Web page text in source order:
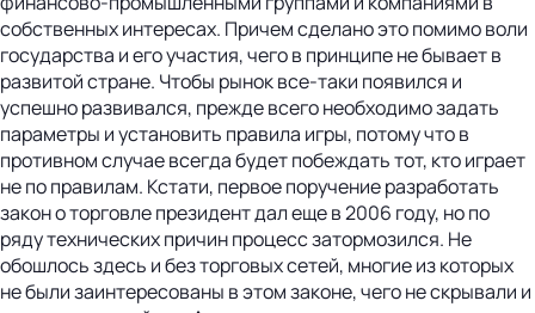
собственных интересах. Причем сделано это помимо воли
государства и его участия, чего в принципе не бывает в
развитой стране. Чтобы рынок все-таки появился и
успешно развивался, прежде всего необходимо задать
параметры и установить правила игры, потому что в
противном случае всегда будет побеждать тот, кто играет
не по правилам. Кстати, первое поручение разработать
закон о торговле президент дал еще в 2006 году, но по
ряду технических причин процесс затормозился. Не
обошлось здесь и без торговых сетей, многие из которых
не были заинтересованы в этом законе, чего не скрывали и